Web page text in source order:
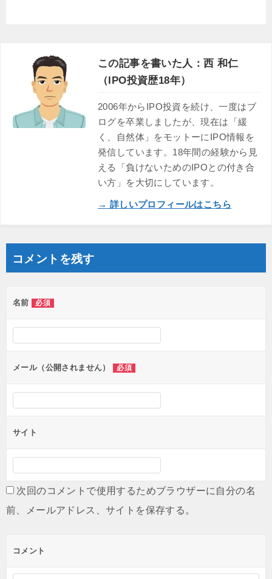
この記事を書いた人：西 和仁
（IPO投資歴18年）
2006年からIPO投資を続け、一度はブ
ログを卒業しましたが、現在は「緩
く、自然体」をモットーにIPO情報を
発信しています。18年間の経験から見
える「負けないためのIPOとの付き合
い方」を大切にしています。
→ 詳しいプロフィールはこちら
コメントを残す
名前 必須
メール（公開されません） 必須
サイト
次回のコメントで使用するためブラウザーに自分の名
前、メールアドレス、サイトを保存する。
コメント